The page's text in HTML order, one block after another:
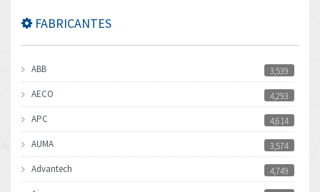
FABRICANTES
ABB
3,539
AECO
4,293
APC
4,614
AUMA
3,574
Advantech
4,749